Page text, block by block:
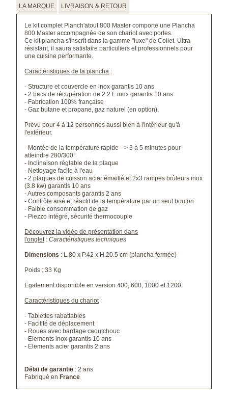
LA MARQUE LIVRAISON & RETOUR
Le kit complet Planch'atout 800 Master comporte une Plancha
800 Master accompagnée de son chariot avec portes.
Ce kit plancha s'inscrit dans la gamme "luxe" de Collet. Ultra
résistant, il saura satisfaire particuliers et professionnels pour
une cuisine performante.
Caractéristiques de la plancha :
- Structure et couvercle en inox garantis 10 ans
- 2 bacs de récupération de 2.2 L inox garantis 10 ans
- Fabrication 100% française
- Gaz butane et propane, gaz naturel (en option).
Prévu pour 4 à 12 personnes aussi bien à l'intérieur qu'à
l'extérieur.
- Montée de la température rapide --> 3 à 5 minutes pour
atteindre 280/300°
- Inclinaison réglable de la plaque
- Nettoyage facile à l'eau
- 2 plaques de cuisson acier émaillé et 2x3 rampes brûleurs inox
(3.8 kw) garantis 10 ans
- Autres composants garantis 2 ans
- Contrôle aisé et réactif de la température par un seul bouton
- Faible consommation de gaz
- Piezzo intégré, sécurité thermocouple
Découvrez la vidéo de présentation dans
l'onglet : Caractéristiques techniques
Dimensions : L.80 x P.42 x H.20.5 cm (plancha fermée)
Poids : 33 Kg
Egalement disponible en version 400, 600, 1000 et 1200
Caractéristiques du chariot:
- Tablettes rabattables
- Facilité de déplacement
- Roues avec bardage caoutchouc
- Elements inox garantis 10 ans
- Elements acier garantis 2 ans
Délai de garantie : 2 ans
Fabriqué en France